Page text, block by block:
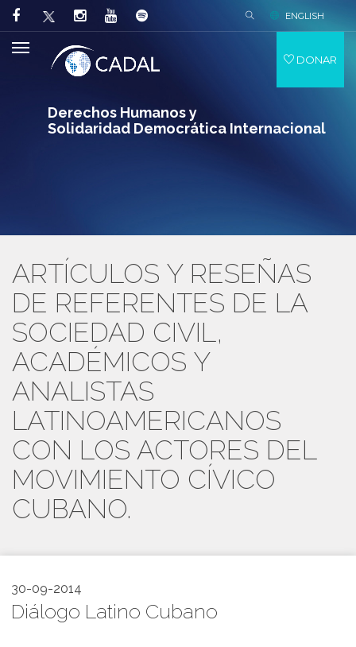
Derechos Humanos y
Solidaridad Democrática Internacional
ENGLISH
DONAR
ARTÍCULOS Y RESEÑAS
DE REFERENTES DE LA
SOCIEDAD CIVIL,
ACADÉMICOS Y
ANALISTAS
LATINOAMERICANOS
CON LOS ACTORES DEL
MOVIMIENTO CÍVICO
CUBANO.
30-09-2014
Diálogo Latino Cubano